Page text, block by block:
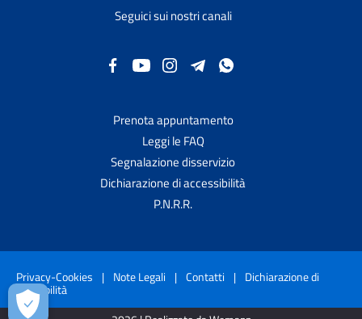
Seguici sui nostri canali
Prenota appuntamento
Leggi le FAQ
Segnalazione disservizio
Dichiarazione di accessibilità
P.N.R.R.
Privacy-Cookies | Note Legali | Contatti | Dichiarazione di
accessibilità